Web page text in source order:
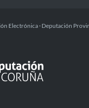
Electrónica · Deputación